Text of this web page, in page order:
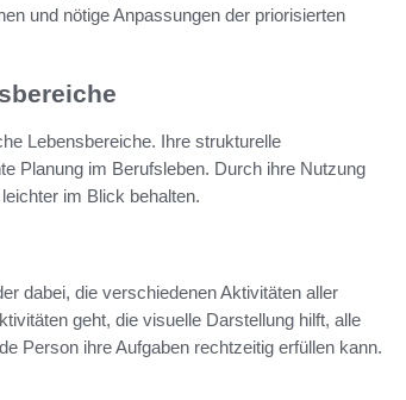
und nötige Anpassungen der priorisierten
Lebensbereiche. Ihre strukturelle
Planung im Berufsleben. Durch ihre Nutzung
im Blick behalten.
dabei, die verschiedenen Aktivitäten aller
geht, die visuelle Darstellung hilft, alle
Person ihre Aufgaben rechtzeitig erfüllen kann.